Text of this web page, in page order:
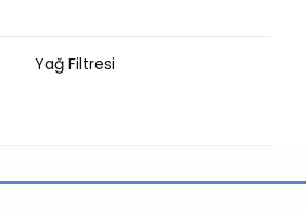
Yağ Filtresi